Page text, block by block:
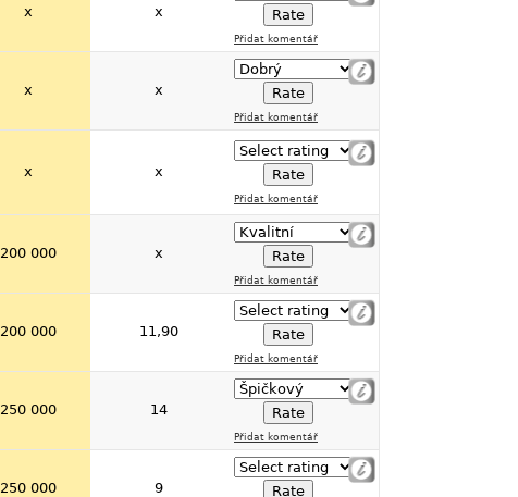
x x
Přidat komentář
x x
Přidat komentář
x x
Přidat komentář
200 000 x
Přidat komentář
200 000 11,90
Přidat komentář
250 000 14
Přidat komentář
250 000 9